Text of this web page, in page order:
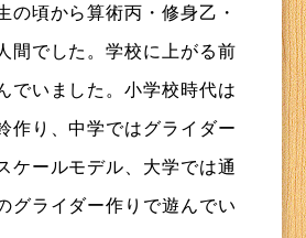
の頃から算術丙・修身乙・
間でした。学校に上がる前
でいました。小学校時代は
作り、中学ではグライダー
ケールモデル、大学では通
グライダー作りで遊んでい